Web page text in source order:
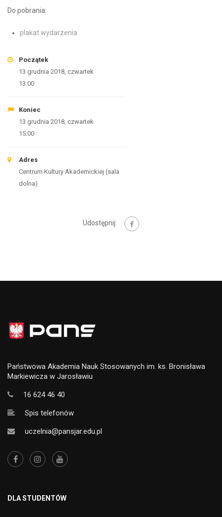
Do pobrania:
plakat wydarzenia
Początek
13 grudnia 2018, czwartek
13:00
Koniec
13 grudnia 2018, czwartek
15:00
Adres
Centrum Kultury Akademickiej (sala
dolna)
Udostępnij:
Państwowa Akademia Nauk Stosowanych im. ks. Bronisława
Markiewicza w Jarosławiu
16 624 46 40
Spis telefonów
uczelnia@pansjar.edu.pl
DLA STUDENTÓW